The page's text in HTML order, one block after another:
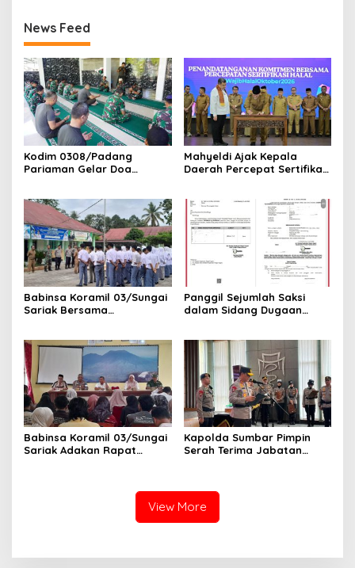
News Feed
Kodim 0308/Padang
Pariaman Gelar Doa
Bonjol
Mahyeldi Ajak Kepala
Daerah Percepat Sertifikasi
Nasional
Babinsa Koramil 03/Sungai
Sariak Bersama
Seleksi Calon Anggota
Paskibra Tingkat
Kecamatan VII Koto
Patamuan
Panggil Sejumlah Saksi
dalam Sidang Dugaan
Babinsa Koramil 03/Sungai
Sariak Adakan Rapat
Kapolda Sumbar Pimpin
Serah Terima Jabatan
View More